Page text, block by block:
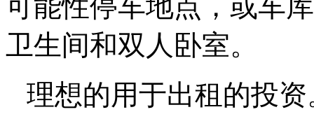
可能性停车地点，或车
卫生间和双人卧室。
理想的用于出租的投